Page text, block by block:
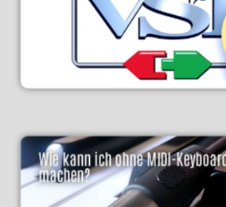
Wie kann ich ohne MIDI-
machen?